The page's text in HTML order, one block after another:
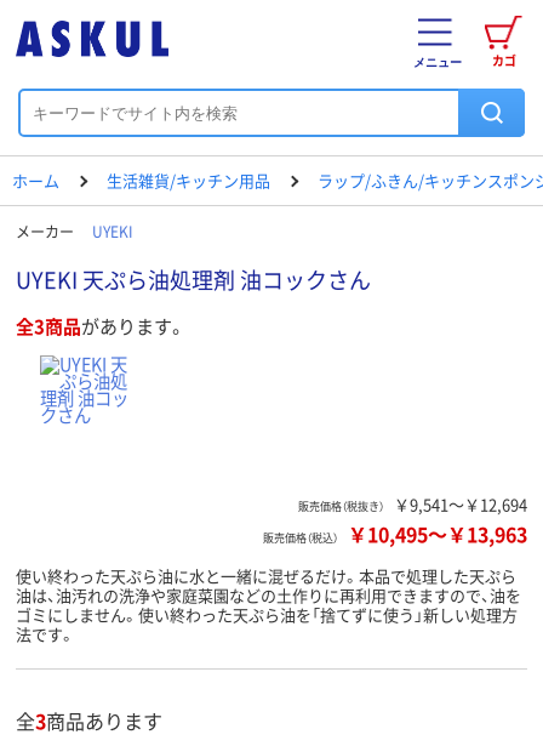
カゴ
メニュー
ホーム 生活雑貨/キッチン用品 ラップ/ふきん/キッチンスポン
メーカー UYEKI
UYEKI 天ぷら油処理剤 油コックさん
全3商品があります。
販売価格（税抜き） ￥9,541～￥12,694
販売価格（税込） ￥10,495～￥13,963
使い終わった天ぷら油に水と一緒に混ぜるだけ。本品で処理した天ぷら
油は、油汚れの洗浄や家庭菜園などの土作りに再利用できますので、油を
ゴミにしません。使い終わった天ぷら油を「捨てずに使う」新しい処理方
法です。
全3商品あります